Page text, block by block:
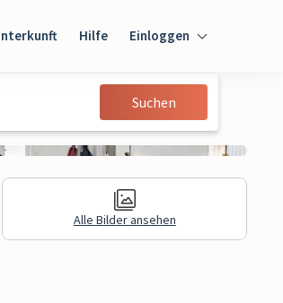
Hilfe Einloggen
Einloggen
Gast
Suchen
Alle Bilder ansehen